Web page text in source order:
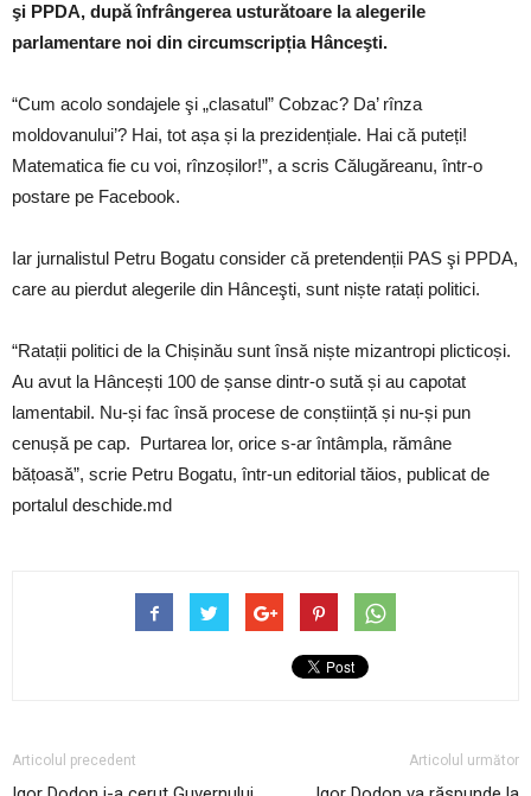
şi PPDA, după înfrângerea usturătoare la alegerile
parlamentare noi din circumscripția Hânceşti.
“Cum acolo sondajele şi „clasatul” Cobzac? Da’ rînza
moldovanului’? Hai, tot așa și la prezidențiale. Hai că puteți!
Matematica fie cu voi, rînzoșilor!”, a scris Călugăreanu, într-o
postare pe Facebook.
Iar jurnalistul Petru Bogatu consider că pretendenții PAS şi PPDA,
care au pierdut alegerile din Hânceşti, sunt niște ratați politici.
“Ratații politici de la Chișinău sunt însă niște mizantropi plicticoși.
Au avut la Hâncești 100 de șanse dintr-o sută și au capotat
lamentabil. Nu-și fac însă procese de conștiință și nu-și pun
cenușă pe cap. Purtarea lor, orice s-ar întâmpla, rămâne
bățoasă”, scrie Petru Bogatu, într-un editorial tăios, publicat de
portalul deschide.md
Articolul precedent Articolul următor